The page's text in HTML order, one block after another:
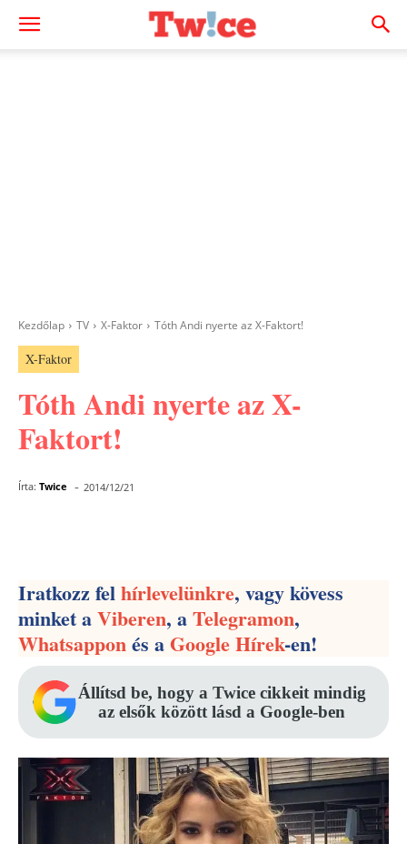
Kezdőlap TV X-Faktor Tóth Andi nyerte az X-Faktort!
X-Faktor
Tóth Andi nyerte az X-
Faktort!
Írta: Twice - 2014/12/21
Iratkozz felhírlevelünkre, vagy kövess
minket aViberen, aTelegramon,
Whatsapponés aGoogle Hírek-en!
Állítsd be, hogy a Twice cikkeit mindig
az elsők között lásd a Google-ben